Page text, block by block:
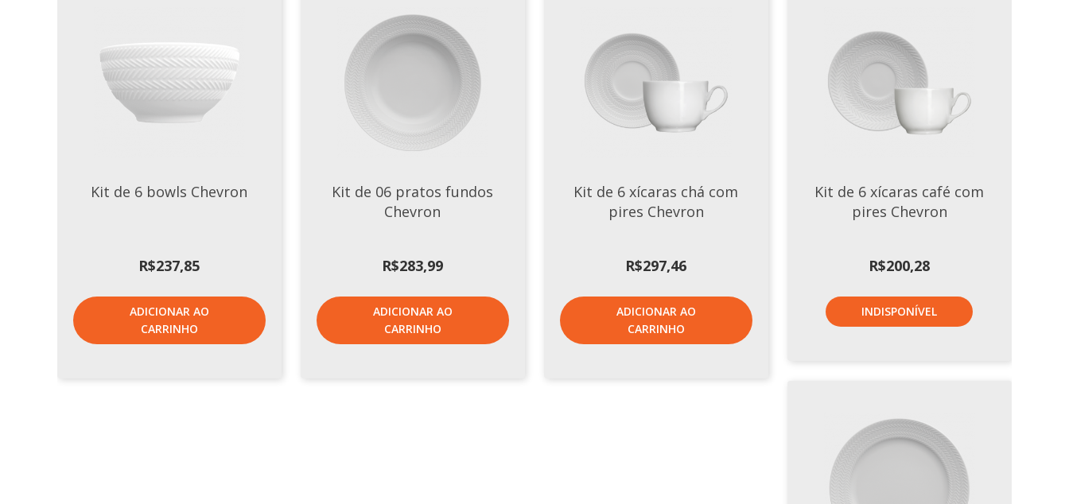
Kit de 6 bowls Chevron
R$237,85
ADICIONAR AO
CARRINHO
Kit de 06 pratos fundos
Chevron
R$283,99
ADICIONAR AO
CARRINHO
Kit de 6 xícaras chá com
pires Chevron
R$297,46
ADICIONAR AO
CARRINHO
Kit de 6 xícaras café com
pires Chevron
R$200,28
INDISPONÍVEL